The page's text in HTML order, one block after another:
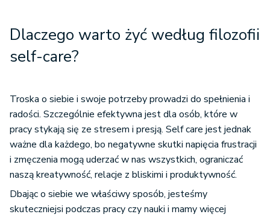
Dlaczego warto żyć według filozofii
self-care?
Troska o siebie i swoje potrzeby prowadzi do spełnienia i
radości. Szczególnie efektywna jest dla osób, które w
pracy stykają się ze stresem i presją. Self care jest jednak
ważne dla każdego, bo negatywne skutki napięcia frustracji
i zmęczenia mogą uderzać w nas wszystkich, ograniczać
naszą kreatywność, relacje z bliskimi i produktywność.
Dbając o siebie we właściwy sposób, jesteśmy
skuteczniejsi podczas pracy czy nauki i mamy więcej